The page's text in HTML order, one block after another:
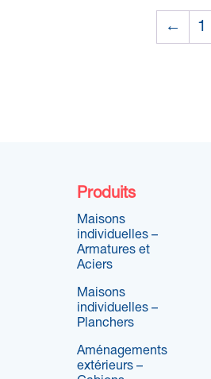
← 1
Produits
Maisons
individuelles –
Armatures et
Aciers
Maisons
individuelles –
Planchers
Aménagements
extérieurs –